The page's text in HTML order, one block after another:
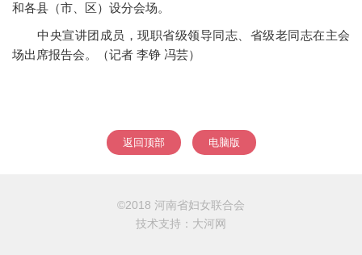
和各县（市、区）设分会场。
中央宣讲团成员，现职省级领导同志、省级老同志在主会
场出席报告会。（记者 李铮 冯芸）
返回顶部 电脑版
©2018 河南省妇女联合会
技术支持： 大河网